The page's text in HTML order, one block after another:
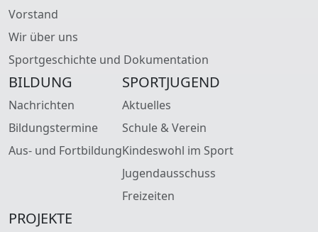
Vorstand
Wir über uns
Sportgeschichte und Dokumentation
BILDUNG
Nachrichten
Bildungstermine
Aus- und Fortbildung
SPORTJUGEND
Aktuelles
Schule & Verein
Kindeswohl im Sport
Jugendausschuss
Freizeiten
PROJEKTE